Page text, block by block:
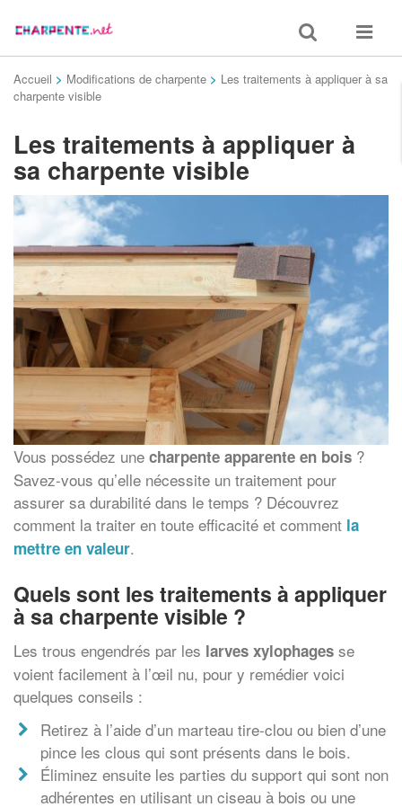
Toggle
search
Toggle
Accueil > Modifications de charpente > Les traitements à appliquer à sa
charpente visible
Les traitements à appliquer à
sa charpente visible
Vous possédez une charpente apparente en bois ?
Savez-vous qu’elle nécessite un traitement pour
assurer sa durabilité dans le temps ? Découvrez
comment la traiter en toute efficacité et comment la
mettre en valeur.
Quels sont les traitements à appliquer
à sa charpente visible ?
Les trous engendrés par les larves xylophages se
voient facilement à l’œil nu, pour y remédier voici
quelques conseils :
Retirez à l’aide d’un marteau tire-clou ou bien d’une
pince les clous qui sont présents dans le bois.
Éliminez ensuite les parties du support qui sont non
adhérentes en utilisant un ciseau à bois ou une